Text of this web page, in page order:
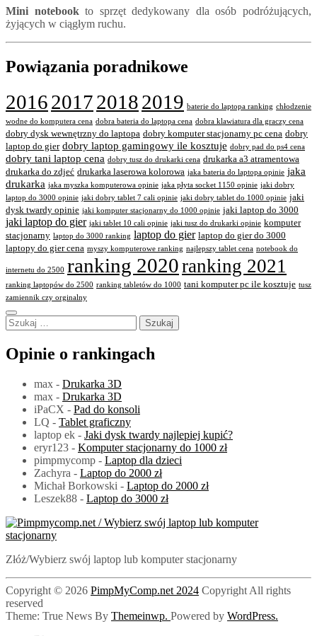
Mini notebookto sprzęt dedykowany dla osób podróżujących,
żyjących w ciągłym ruchu.
Powiązania poradnikowe
2016201720182019 baterie do laptopa ranking chłodzenie
wodne do komputera cena dobra bateria do laptopa cena dobra klawiatura dla graczy cena
dobry dysk wewnętrzny do laptopa dobry komputer stacjonarny pc cena dobry
laptop do gier dobry laptop gamingowy ile kosztuje dobry pad do ps4 cena
dobry tani laptop cena dobry tusz do drukarki cena drukarka a3 atramentowa
drukarka do zdjeć drukarka laserowa kolorowa jaka bateria do laptopa opinie jaka
drukarka jaka myszka komputerowa opinie jaka płyta socket 1150 opinie jaki dobry
laptop do 3000 opinie jaki dobry tablet 7 cali opinie jaki dobry tablet do 1000 opinie jaki
dysk twardy opinie jaki komputer stacjonarny do 1000 opinie jaki laptop do 3000
jaki laptop do gier jaki tablet 10 cali opinie jaki tusz do drukarki opinie komputer
stacjonarny laptop do 3000 ranking laptop do gier laptop do gier do 3000
laptopy do gier cena myszy komputerowe ranking najlepszy tablet cena notebook do
internetu do 2500 ranking 2020ranking 2021
ranking laptopów do 2500 ranking tabletów do 1000 tani komputer pc ile kosztuje tusz
zamiennik czy orginalny
Szukaj:
Opinie o rankingach
max - Drukarka 3D
max - Drukarka 3D
iPaCX - Pad do konsoli
LQ - Tablet graficzny
laptop ek - Jaki dysk twardy najlepiej kupić?
eryr123 - Komputer stacjonarny do 1000 zł
pimpmycomp - Laptop dla dzieci
Zachyra - Laptop do 2000 zł
Michał Borkowski - Laptop do 2000 zł
Leszek88 - Laptop do 3000 zł
PimpMyComp.net 2024
Złóż/Wybierz swój laptop lub komputer stacjonarny
Copyright © 2026 PimpMyComp.net 2024 Copyright All rights
reserved
Theme: True News By Themeinwp. Powered by WordPress.